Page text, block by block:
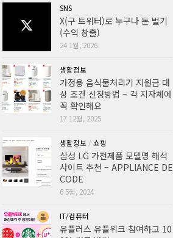
SNS
X(구 트위터)로 누구나 돈 벌기
(수익 창출)
24 1월, 2026
생활정보
가정용 음식물처리기 지원금 대
상 조건 신청방법 – 각 지자체에
꼭 확인해요
17 12월, 2025
생활정보 / 쇼핑
삼성 LG 가전제품 모델명 해석
사이트 추천 – APPLIANCE DE
CODE
6 5월, 2024
IT/컴퓨터
유플러스 유플위크 참여하고 10